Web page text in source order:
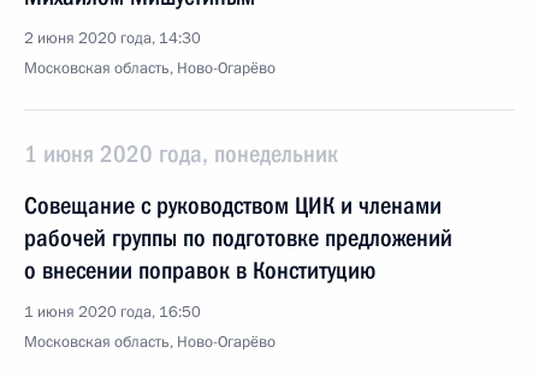
2 июня 2020 года, 14:30
Московская область, Ново-Огарёво
1 июня 2020 года, понедельник
Совещание с руководством ЦИК и членами
рабочей группы по подготовке предложений
о внесении поправок в Конституцию
1 июня 2020 года, 16:50
Московская область, Ново-Огарёво